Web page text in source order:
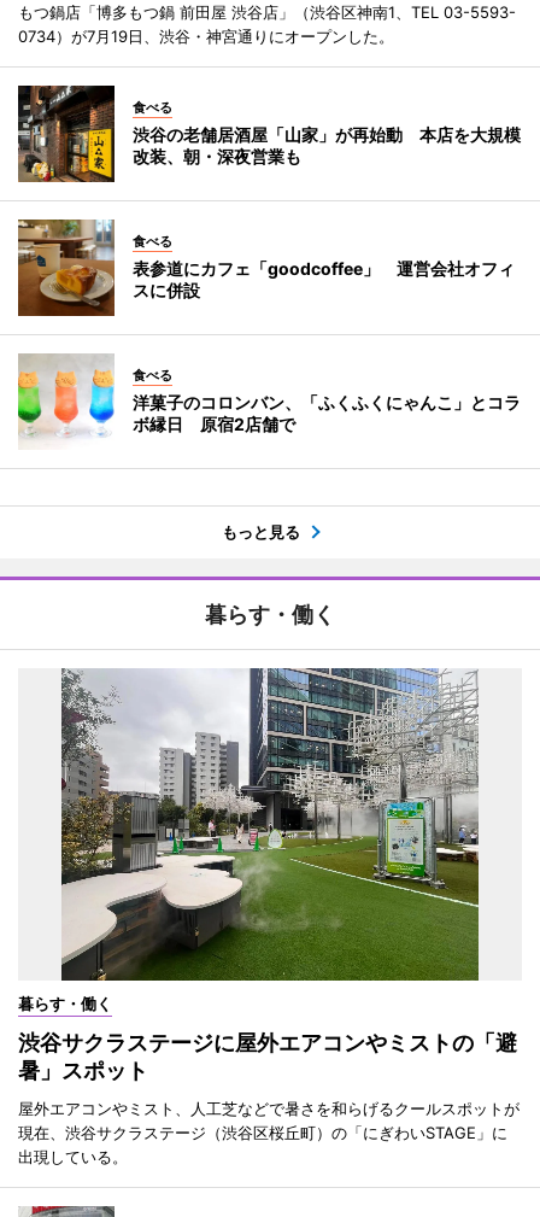
もつ鍋店「博多もつ鍋 前田屋 渋谷店」（渋谷区神南1、TEL 03-5593-
0734）が7月19日、渋谷・神宮通りにオープンした。
食べる
渋谷の老舗居酒屋「山家」が再始動 本店を大規模
改装、朝・深夜営業も
食べる
表参道にカフェ「goodcoffee」 運営会社オフィ
スに併設
食べる
洋菓子のコロンバン、「ふくふくにゃんこ」とコラ
ボ縁日 原宿2店舗で
もっと見る
暮らす・働く
暮らす・働く
渋谷サクラステージに屋外エアコンやミストの「避
暑」スポット
屋外エアコンやミスト、人工芝などで暑さを和らげるクールスポットが
現在、渋谷サクラステージ（渋谷区桜丘町）の「にぎわいSTAGE」に
出現している。